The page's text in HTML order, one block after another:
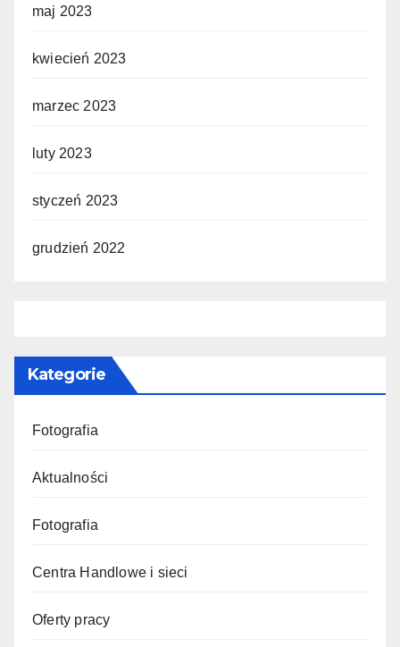
maj 2023
kwiecień 2023
marzec 2023
luty 2023
styczeń 2023
grudzień 2022
Kategorie
Fotografia
Aktualności
Fotografia
Centra Handlowe i sieci
Oferty pracy